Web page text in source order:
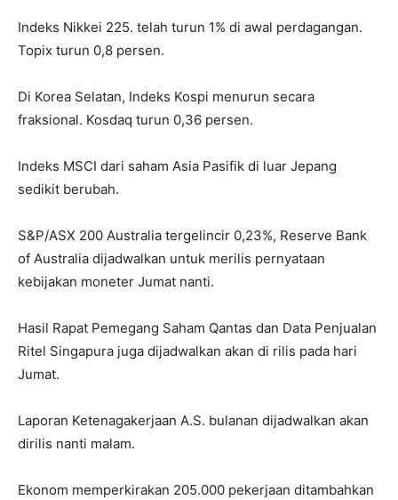
Indeks Nikkei 225. telah turun 1% di awal perdagangan.
Topix turun 0,8 persen.
Di Korea Selatan, Indeks Kospi menurun secara
fraksional. Kosdaq turun 0,36 persen.
Indeks MSCI dari saham Asia Pasifik di luar Jepang
sedikit berubah.
S&P/ASX 200 Australia tergelincir 0,23%, Reserve Bank
of Australia dijadwalkan untuk merilis pernyataan
kebijakan moneter Jumat nanti.
Hasil Rapat Pemegang Saham Qantas dan Data Penjualan
Ritel Singapura juga dijadwalkan akan di rilis pada hari
Jumat.
Laporan Ketenagakerjaan A.S. bulanan dijadwalkan akan
dirilis nanti malam.
Ekonom memperkirakan 205.000 pekerjaan ditambahkan